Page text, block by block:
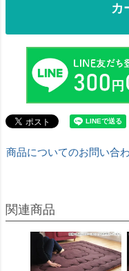
カ
商品についてのお問い合